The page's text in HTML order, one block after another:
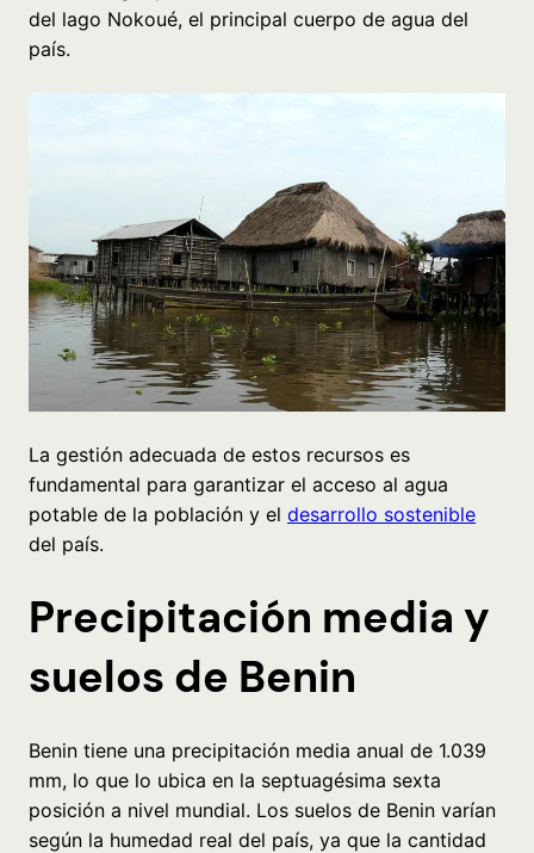
del lago Nokoué, el principal cuerpo de agua del
país.
La gestión adecuada de estos recursos es
fundamental para garantizar el acceso al agua
potable de la población y el desarrollo sostenible
del país.
Precipitación media y
suelos de Benin
Benin tiene una precipitación media anual de 1.039
mm, lo que lo ubica en la septuagésima sexta
posición a nivel mundial. Los suelos de Benin varían
según la humedad real del país, ya que la cantidad